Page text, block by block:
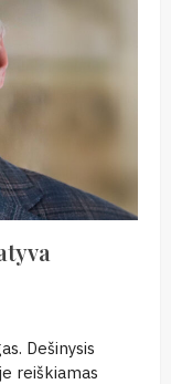
Dešinysis
reiškiamas